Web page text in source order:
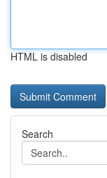
HTML is disabled
Search